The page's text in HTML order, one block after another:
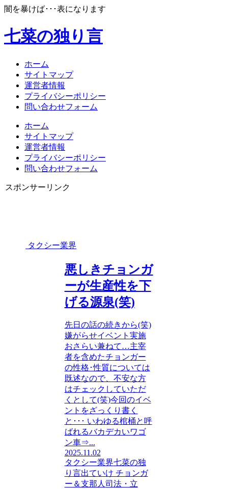
闇を暴けば･･･表になります
七菜の独り言
ホーム
サイトマップ
運営者情報
プライバシーポリシー
問い合わせフォーム
ホーム
サイトマップ
運営者情報
プライバシーポリシー
問い合わせフォーム
スポンサーリンク
タクシー業界
悪しきチョンガ
ーが生産性を下
げる源泉(笑)
先日の話の続きから(笑)
嫌がらせイベント実施
おさらい兼ねて…主宰
者を含めたチョンガー
の性格･性質については
既述なので、不安な方
はチェックしていただ
くとして(笑)今回のイベ
ントをざっくり書く
と･･･ いわゆる棺桶と呼
ばれるバカデカいワゴ
ン車⇒...
2025.11.02
タクシー業界七菜の独
り言出ていけ チョンガ
ー＆支那人司法・立